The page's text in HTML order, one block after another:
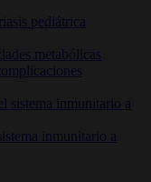
pediátrica
metabólicas
inmunitario a